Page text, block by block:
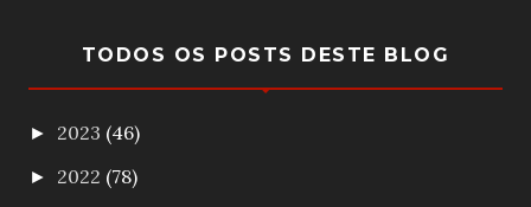
TODOS OS POSTS DESTE BLOG
► 2023 (46)
► 2022 (78)